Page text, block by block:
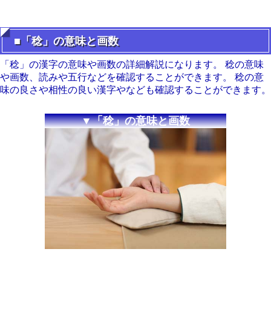
■「稔」の意味と画数
「稔」の漢字の意味や画数の詳細解説になります。 稔の意味
や画数、読みや五行などを確認することができます。 稔の意
味の良さや相性の良い漢字やなども確認することができます。
▼「稔」の意味と画数